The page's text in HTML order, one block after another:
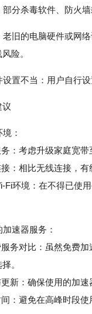
分杀毒软件、防火
老旧的电脑硬件或网
险。
置不当：用户自行
议
：
考虑升级家庭宽带至
相比无线连接，有
境：在不得已使用
速器服务：
对比：虽然免费加
。
：确保使用的加速
避免在高峰时段使